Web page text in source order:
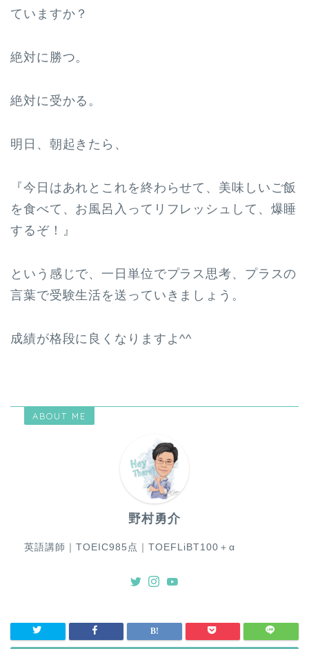
ていますか？
絶対に勝つ。
絶対に受かる。
明日、朝起きたら、
『今日はあれとこれを終わらせて、美味しいご飯
を食べて、お風呂入ってリフレッシュして、爆睡
するぞ！』
という感じで、一日単位でプラス思考、プラスの
言葉で受験生活を送っていきましょう。
成績が格段に良くなりますよ^^
ABOUT ME
野村勇介
英語講師｜TOEIC985点｜TOEFLiBT100＋α